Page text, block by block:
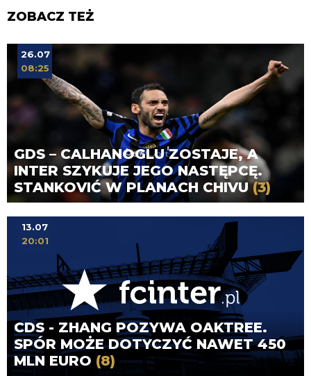
ZOBACZ TEŻ
GDS – CALHANOGLU ZOSTAJE, A
INTER SZYKUJE JEGO NASTĘPCĘ.
STANKOVIĆ W PLANACH CHIVU(3)
26.07
08:25
CDS - ZHANG POZYWA OAKTREE.
SPÓR MOŻE DOTYCZYĆ NAWET 450
MLN EURO (8)
13.07
20:01